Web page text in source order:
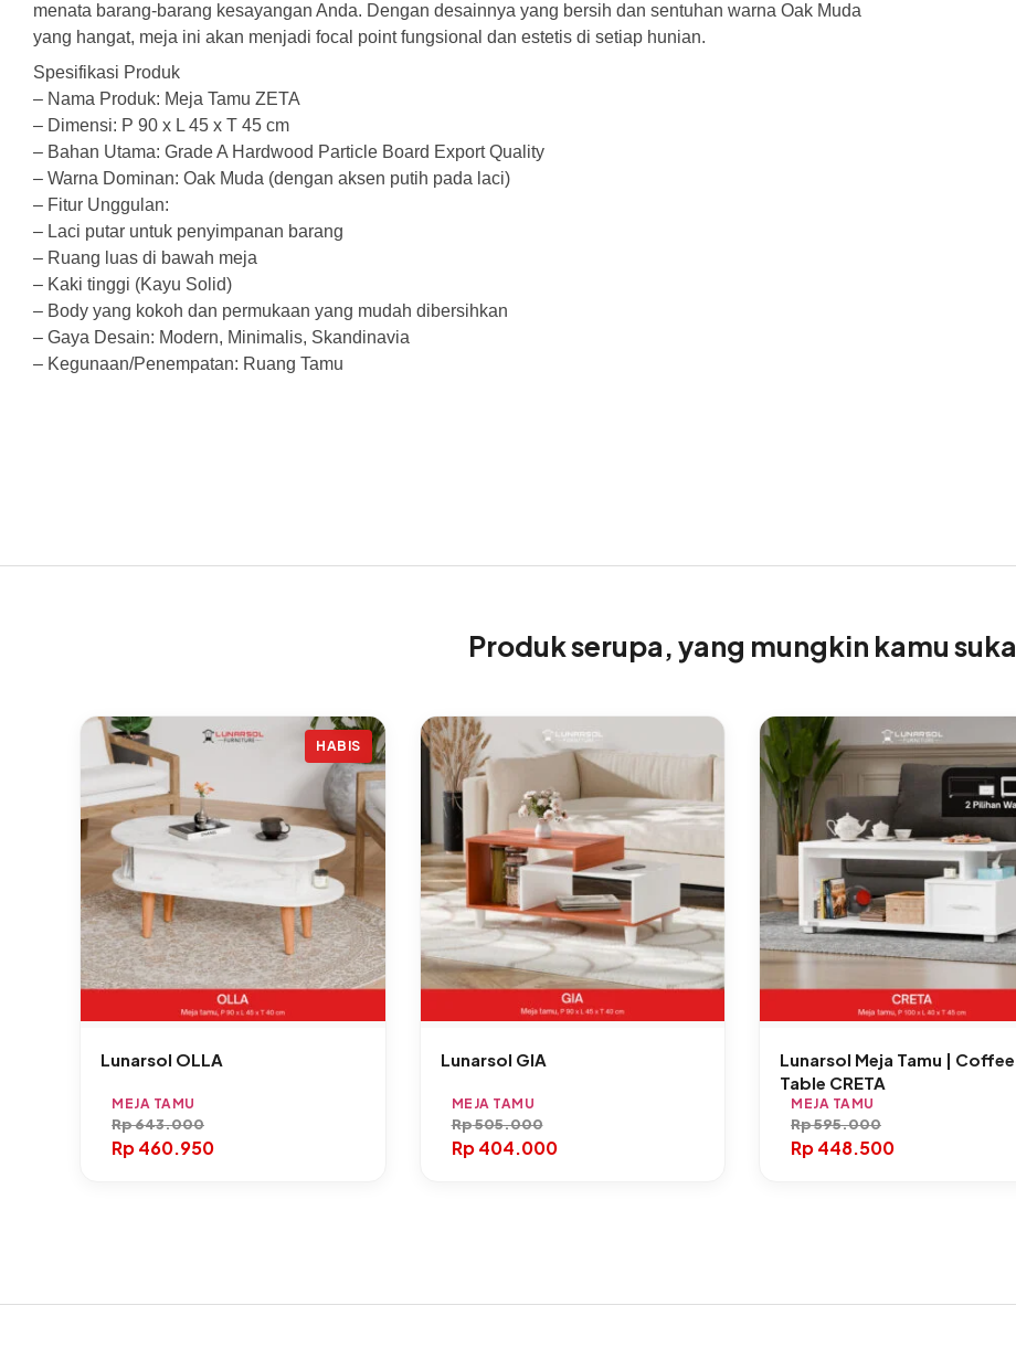
menata barang-barang kesayangan Anda. Dengan desainnya yang bersih dan sentuhan warna Oak Muda
yang hangat, meja ini akan menjadi focal point fungsional dan estetis di setiap hunian.
Spesifikasi Produk
– Nama Produk: Meja Tamu ZETA
– Dimensi: P 90 x L 45 x T 45 cm
– Bahan Utama: Grade A Hardwood Particle Board Export Quality
– Warna Dominan: Oak Muda (dengan aksen putih pada laci)
– Fitur Unggulan:
– Laci putar untuk penyimpanan barang
– Ruang luas di bawah meja
– Kaki tinggi (Kayu Solid)
– Body yang kokoh dan permukaan yang mudah dibersihkan
– Gaya Desain: Modern, Minimalis, Skandinavia
– Kegunaan/Penempatan: Ruang Tamu
Produk serupa, yang mungkin kamu suka
HABIS
Lunarsol OLLA
MEJA TAMU
Rp643.000
Rp460.950
Lunarsol GIA
MEJA TAMU
Rp505.000
Rp404.000
Lunarsol Meja Tamu | Coffee
Table CRETA
MEJA TAMU
Rp595.000
Rp448.500